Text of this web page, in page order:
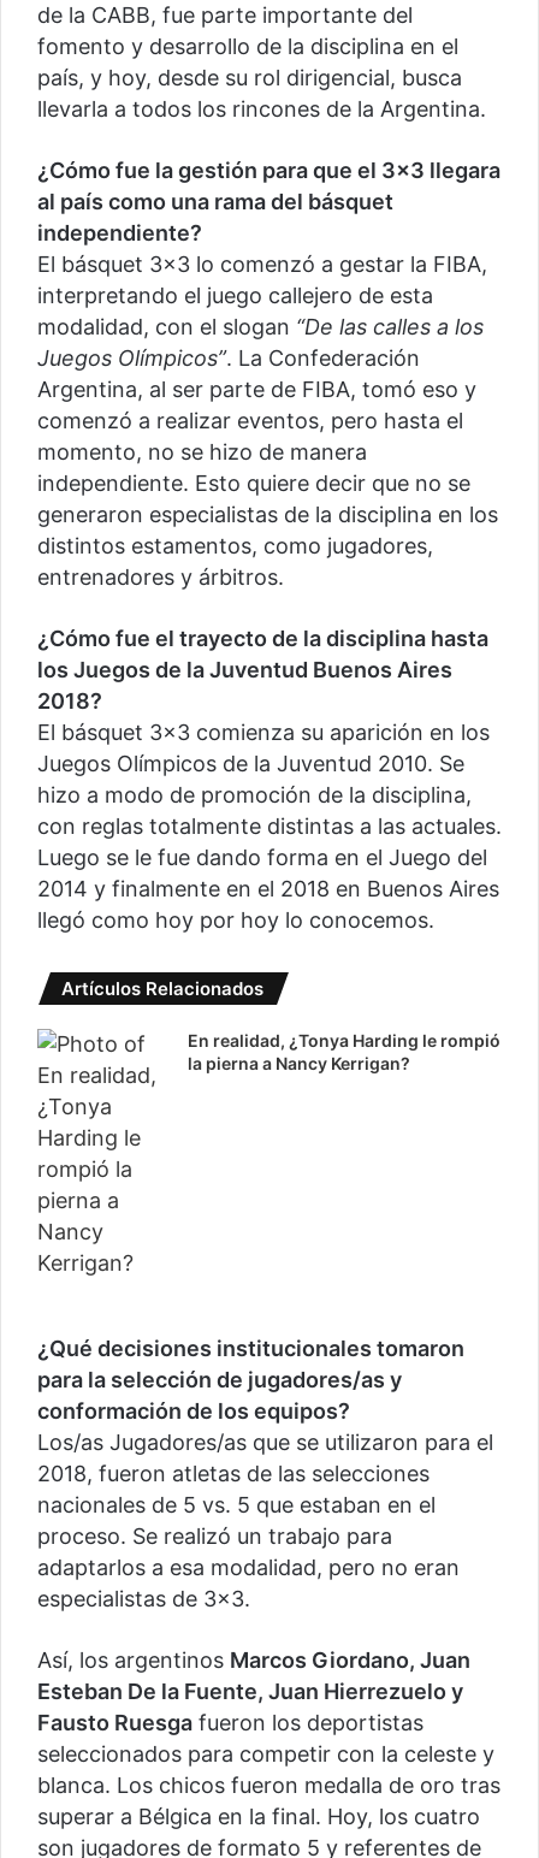
de la CABB, fue parte importante del
fomento y desarrollo de la disciplina en el
país, y hoy, desde su rol dirigencial, busca
llevarla a todos los rincones de la Argentina.
¿Cómo fue la gestión para que el 3×3 llegara
al país como una rama del básquet
independiente?
El básquet 3×3 lo comenzó a gestar la FIBA,
interpretando el juego callejero de esta
modalidad, con el slogan “De las calles a los
Juegos Olímpicos”. La Confederación
Argentina, al ser parte de FIBA, tomó eso y
comenzó a realizar eventos, pero hasta el
momento, no se hizo de manera
independiente. Esto quiere decir que no se
generaron especialistas de la disciplina en los
distintos estamentos, como jugadores,
entrenadores y árbitros.
¿Cómo fue el trayecto de la disciplina hasta
los Juegos de la Juventud Buenos Aires
2018?
El básquet 3×3 comienza su aparición en los
Juegos Olímpicos de la Juventud 2010. Se
hizo a modo de promoción de la disciplina,
con reglas totalmente distintas a las actuales.
Luego se le fue dando forma en el Juego del
2014 y finalmente en el 2018 en Buenos Aires
llegó como hoy por hoy lo conocemos.
Artículos Relacionados
En realidad, ¿Tonya Harding le rompió
la pierna a Nancy Kerrigan?
¿Qué decisiones institucionales tomaron
para la selección de jugadores/as y
conformación de los equipos?
Los/as Jugadores/as que se utilizaron para el
2018, fueron atletas de las selecciones
nacionales de 5 vs. 5 que estaban en el
proceso. Se realizó un trabajo para
adaptarlos a esa modalidad, pero no eran
especialistas de 3×3.
Así, los argentinos Marcos Giordano, Juan
Esteban De la Fuente, Juan Hierrezuelo y
Fausto Ruesga fueron los deportistas
seleccionados para competir con la celeste y
blanca. Los chicos fueron medalla de oro tras
superar a Bélgica en la final. Hoy, los cuatro
son jugadores de formato 5 y referentes de